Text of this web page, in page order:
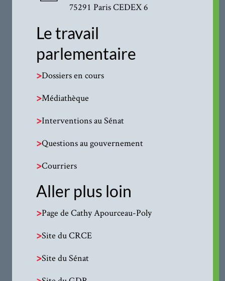
75291 Paris CEDEX 6
Le travail
parlementaire
>Dossiers en cours
>Médiathèque
>Interventions au Sénat
>Questions au gouvernement
>Courriers
Aller plus loin
>Page de Cathy Apourceau-Poly
>Site du CRCE
>Site du Sénat